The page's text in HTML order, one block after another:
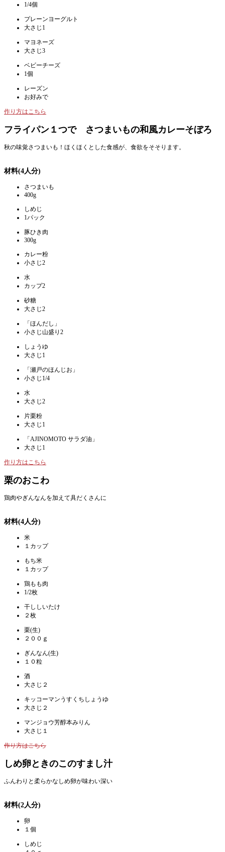
1/4個
プレーンヨーグルト
大さじ1
マヨネーズ
大さじ3
ベビーチーズ
1個
レーズン
お好みで
作り方はこちら
フライパン１つで さつまいもの和風カレーそぼろ
秋の味覚さつまいも！ほくほくとした食感が、食欲をそそります。
材料(4人分)
さつまいも
400g
しめじ
1パック
豚ひき肉
300g
カレー粉
小さじ2
水
カップ2
砂糖
大さじ2
「ほんだし」
小さじ山盛り2
しょうゆ
大さじ1
「瀬戸のほんじお」
小さじ1/4
水
大さじ2
片栗粉
大さじ1
「AJINOMOTO サラダ油」
大さじ1
作り方はこちら
栗のおこわ
鶏肉やぎんなんを加えて具だくさんに
材料(4人分)
米
１カップ
もち米
１カップ
鶏もも肉
1/2枚
干ししいたけ
２枚
栗(生)
２００ｇ
ぎんなん(生)
１０粒
酒
大さじ２
キッコーマンうすくちしょうゆ
大さじ２
マンジョウ芳醇本みりん
大さじ１
作り方はこちら
しめ卵ときのこのすまし汁
ふんわりと柔らかなしめ卵が味わい深い
材料(2人分)
卵
１個
しめじ